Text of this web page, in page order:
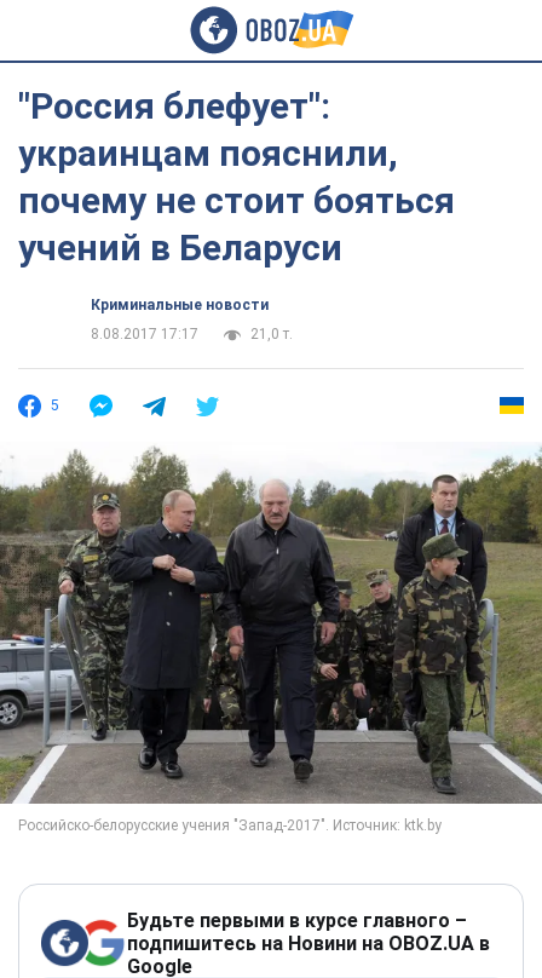
"Россия блефует":
украинцам пояснили,
почему не стоит бояться
учений в Беларуси
Криминальные новости
8.08.2017 17:17
21,0 т.
5
Будьте первыми в курсе главного –
подпишитесь на Новини на OBOZ.UA в
Google